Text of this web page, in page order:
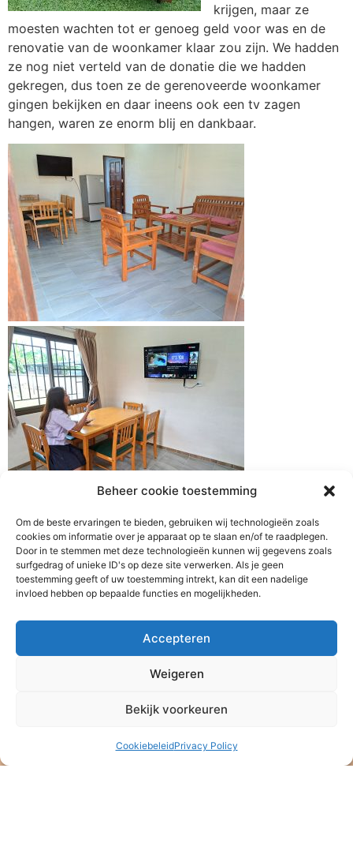
Beheer cookie toestemming
Om de beste ervaringen te bieden, gebruiken wij technologieën zoals
cookies om informatie over je apparaat op te slaan en/of te raadplegen.
Door in te stemmen met deze technologieën kunnen wij gegevens zoals
surfgedrag of unieke ID's op deze site verwerken. Als je geen
toestemming geeft of uw toestemming intrekt, kan dit een nadelige
invloed hebben op bepaalde functies en mogelijkheden.
Accepteren
Weigeren
Bekijk voorkeuren
CookiebeleidPrivacy Policy
krijgen, maar ze
moesten wachten tot er genoeg geld voor was en de
renovatie van de woonkamer klaar zou zijn. We hadden
ze nog niet verteld van de donatie die we hadden
gekregen, dus toen ze de gerenoveerde woonkamer
gingen bekijken en daar ineens ook een tv zagen
hangen, waren ze enorm blij en dankbaar.
Stichting Baan Phak Phing
NL47 ABNA 0514 4992 57
ANBI – Algemeen Nut Beogende Instelling